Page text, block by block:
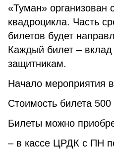
«Туман» организован
квадроцикла. Часть
билетов будет
Каждый билет –
защитникам.
Начало мероприятия
Стоимость билета 500
Билеты можно
– в кассе ЦРДК с ПН